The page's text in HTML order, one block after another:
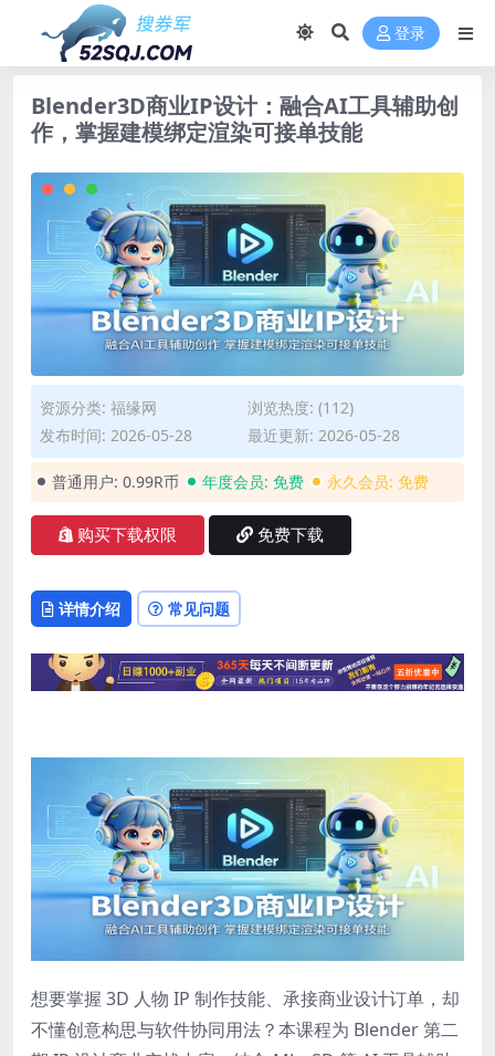
登录
Blender3D商业IP设计：融合AI工具辅助创
作，掌握建模绑定渲染可接单技能
资源分类: 福缘网
浏览热度: (112)
发布时间: 2026-05-28
最近更新: 2026-05-28
普通用户: 0.99R币 年度会员: 免费 永久会员: 免费
购买下载权限 免费下载
详情介绍 常见问题
想要掌握 3D 人物 IP 制作技能、承接商业设计订单，却
不懂创意构思与软件协同用法？本课程为 Blender 第二